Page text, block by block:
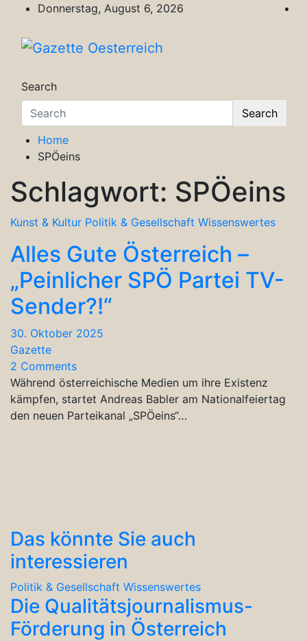
content
Donnerstag, August 6, 2026
Search
Search
Home
SPÖeins
Schlagwort: SPÖeins
Kunst & Kultur Politik & Gesellschaft Wissenswertes
Alles Gute Österreich –
„Peinlicher SPÖ Partei TV-
Sender?!“
30. Oktober 2025
Gazette
2 Comments
Während österreichische Medien um ihre Existenz
kämpfen, startet Andreas Babler am Nationalfeiertag
den neuen Parteikanal „SPÖeins“…
Das könnte Sie auch
interessieren
Politik & Gesellschaft Wissenswertes
Die Qualitätsjournalismus-
Förderung in Österreich